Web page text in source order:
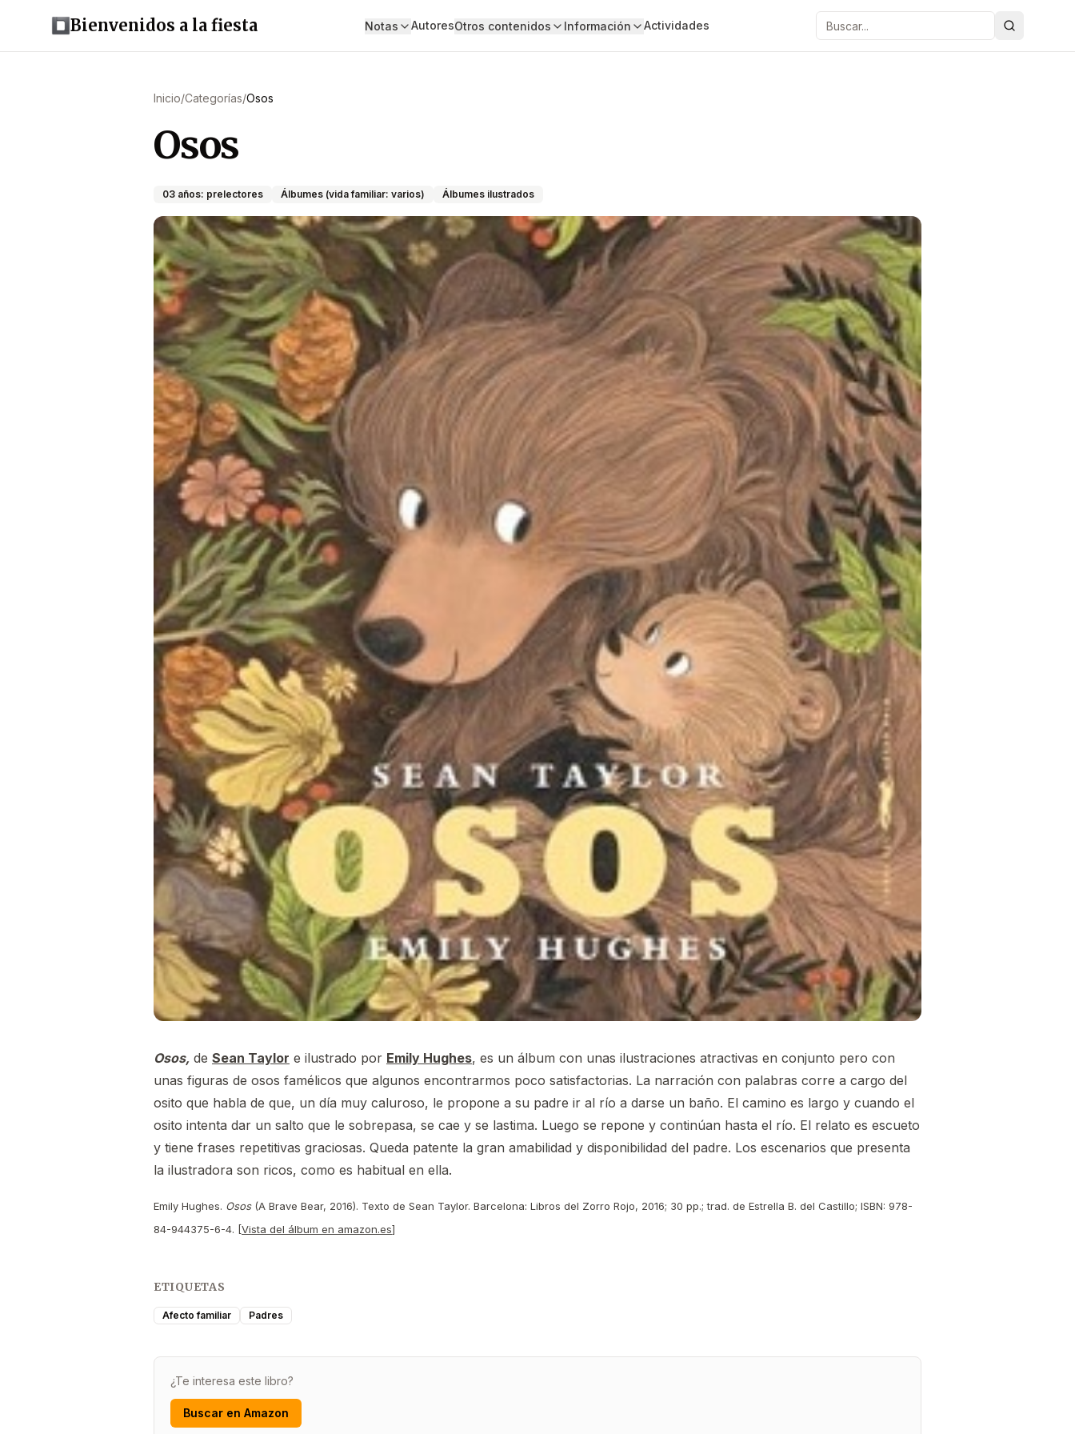
Bienvenidos a la fiesta Notas AutoresOtros contenidos Información Actividades Buscar
Inicio/Categorías/Osos
Osos
03 años: prelectores Álbumes (vida familiar: varios) Álbumes ilustrados
Osos, de Sean Taylor e ilustrado por Emily Hughes, es un álbum con unas ilustraciones atractivas en conjunto pero con
unas figuras de osos famélicos que algunos encontrarmos poco satisfactorias. La narración con palabras corre a cargo del
osito que habla de que, un día muy caluroso, le propone a su padre ir al río a darse un baño. El camino es largo y cuando el
osito intenta dar un salto que le sobrepasa, se cae y se lastima. Luego se repone y continúan hasta el río. El relato es escueto
y tiene frases repetitivas graciosas. Queda patente la gran amabilidad y disponibilidad del padre. Los escenarios que presenta
la ilustradora son ricos, como es habitual en ella.
Emily Hughes. Osos(A Brave Bear, 2016). Texto de Sean Taylor. Barcelona: Libros del Zorro Rojo, 2016; 30 pp.; trad. de Estrella B. del Castillo; ISBN: 978-
84-944375-6-4. [Vista del álbum en amazon.es]
ETIQUETAS
Afecto familiar Padres
¿Te interesa este libro?
Buscar en Amazon